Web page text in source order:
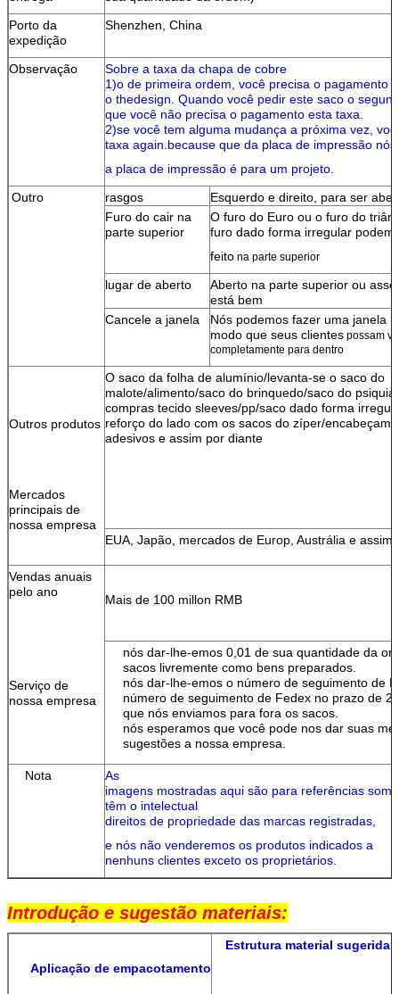
Porto da
expedição
Shenzhen, China
Observação
Sobre a taxa da chapa de cobre
1)o de primeira ordem, você precisa o pagamento
o thedesign. Quando você pedir este saco o
que você não precisa o pagamento esta taxa.
2)se você tem alguma mudança a próxima vez,
taxa again.because que da placa de impressão
a placa de impressão é para um projeto.
Outro
rasgos
Esquerdo e direito, para ser
Furo do cair na
parte superior
O furo do Euro ou o furo do
furo dado forma irregular podem
feito na parte superior
lugar de aberto
Aberto na parte superior ou
está bem
Cancele a janela
Nós podemos fazer uma janela
modo que seus clientes possam
completamente para dentro
Outros produtos
Mercados
principais de
nossa empresa
O saco da folha de alumínio/levanta-se o saco do
malote/alimento/saco do brinquedo/saco do
compras tecido sleeves/pp/saco dado forma
reforço do lado com os sacos do zíper/
adesivos e assim por diante
EUA, Japão, mercados de Europ, Austrália e assim
Vendas anuais
pelo ano
Serviço de
nossa empresa
Mais de 100 millon RMB
nós dar-lhe-emos 0,01 de sua quantidade da
sacos livremente como bens preparados.
nós dar-lhe-emos o número de seguimento de
número de seguimento de Fedex no prazo de 2
que nós enviamos para fora os sacos.
nós esperamos que você pode nos dar suas
sugestões a nossa empresa.
Nota
As
imagens mostradas aqui são para referências
têm o intelectual
direitos de propriedade das marcas registradas,
e nós não venderemos os produtos indicados a
nenhuns clientes exceto os proprietários.
Introdução e sugestão materiais:
Aplicação de empacotamento
Estrutura material sugerida